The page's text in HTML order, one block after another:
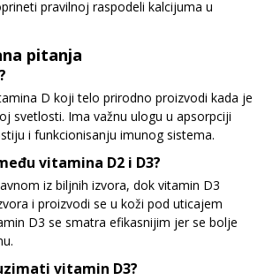
pravilnoj raspodeli kalcijuma u
pitanja
D koji telo prirodno proizvodi kada je
svetlosti. Ima važnu ulogu u apsorpciji
i funkcionisanju imunog sistema.
vitamina D2 i D3?
iz biljnih izvora, dok vitamin D3
i proizvodi se u koži pod uticajem
D3 se smatra efikasnijim jer se bolje
vitamin D3?